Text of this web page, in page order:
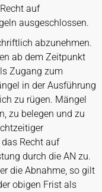
auf
ausgeschlossen.
abzunehmen.
ab dem Zeitpunkt
Zugang zum
in der Ausführung
zu rügen. Mängel
zu belegen und zu
Recht auf
durch die AN zu.
die Abnahme, so gilt
obigen Frist als